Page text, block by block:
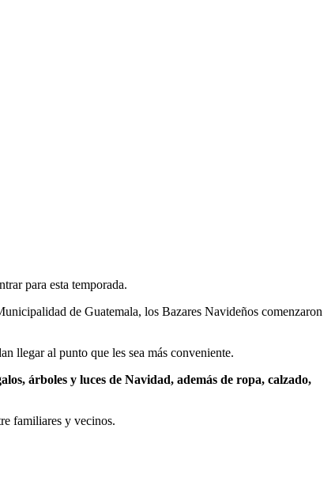
para esta temporada.
de Guatemala, los Bazares Navideños comenzaron
llegar al punto que les sea más conveniente.
árboles y luces de Navidad, además de ropa, calzado,
familiares y vecinos.